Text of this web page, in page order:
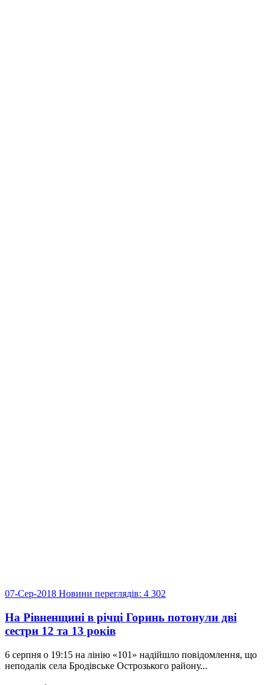
07-Сер-2018 Новини переглядів: 4 302
На Рівненщині в річці Горинь потонули дві
сестри 12 та 13 років
6 серпня о 19:15 на лінію «101» надійшло повідомлення, що
неподалік села Бродівське Острозького району...